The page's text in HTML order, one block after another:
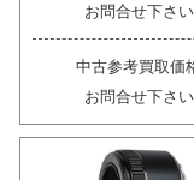
お問合せ下さい
中古参考買取価
お問合せ下さい